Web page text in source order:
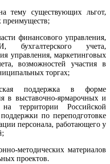
тему существующих льгот,
преимуществ;
финансового управления,
учета,
управления, маркетинговых
возможностей участия в
торгах;
поддержка в форме
в выставочно-ярмарочных и
территории Российской
по переподготовке
персонала, работающего у
методических материалов
проектов.